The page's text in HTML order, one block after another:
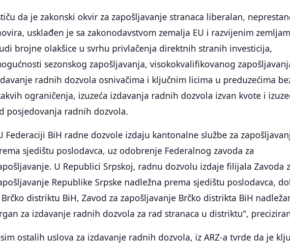
da je zakonski okvir za zapošljavanje stranaca liberalan,
usklađen je sa zakonodavstvom zemalja EU i razvijenim
brojne olakšice u svrhu privlačenja direktnih stranih investicija,
sezonskog zapošljavanja, visokokvalifikovanog
radnih dozvola osnivačima i ključnim licima u preduzećima
ograničenja, izuzeća izdavanja radnih dozvola izvan kvote i
posjedovanja radnih dozvola.
Federaciji BiH radne dozvole izdaju kantonalne službe za
sjedištu poslodavca, uz odobrenje Federalnog zavoda za
U Republici Srpskoj, radnu dozvolu izdaje filijala Zavoda
Republike Srpske nadležna prema sjedištu poslodavca,
distriktu BiH, Zavod za zapošljavanje Brčko distrikta BiH
za izdavanje radnih dozvola za rad stranaca u distriktu",
ostalih uslova za izdavanje radnih dozvola, iz ARZ-a tvrde da je